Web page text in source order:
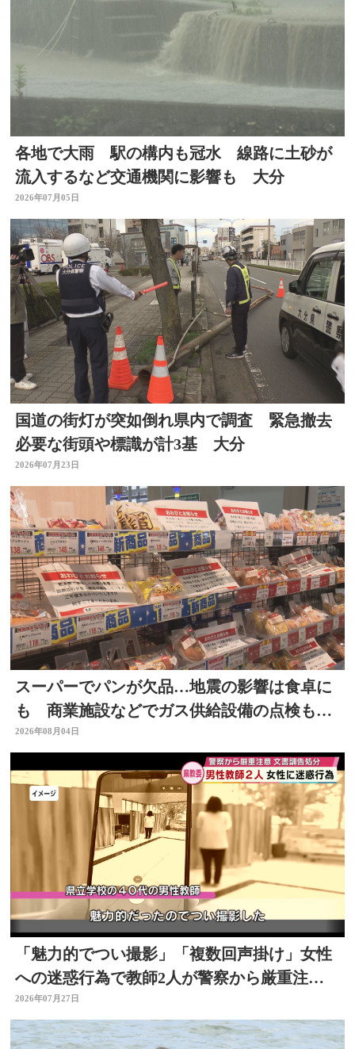
各地で大雨 駅の構内も冠水 線路に土砂が
流入するなど交通機関に影響も 大分
2026年07月05日
国道の街灯が突如倒れ県内で調査 緊急撤去
必要な街頭や標識が計3基 大分
2026年07月23日
スーパーでパンが欠品…地震の影響は食卓に
も 商業施設などでガス供給設備の点検も進
む 大分
2026年08月04日
「魅力的でつい撮影」「複数回声掛け」女性
への迷惑行為で教師2人が警察から厳重注
意 文書訓告に 大分
2026年07月27日